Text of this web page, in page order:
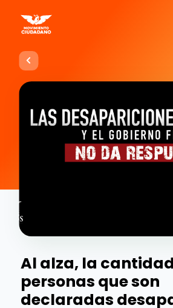
Al alza, la
personas que son
declaradas